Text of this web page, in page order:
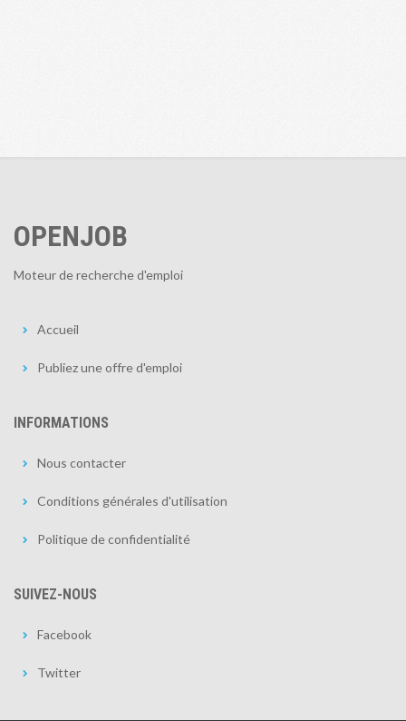
OPENJOB
Moteur de recherche d'emploi
Accueil
Publiez une offre d'emploi
INFORMATIONS
Nous contacter
Conditions générales d'utilisation
Politique de confidentialité
SUIVEZ-NOUS
Facebook
Twitter